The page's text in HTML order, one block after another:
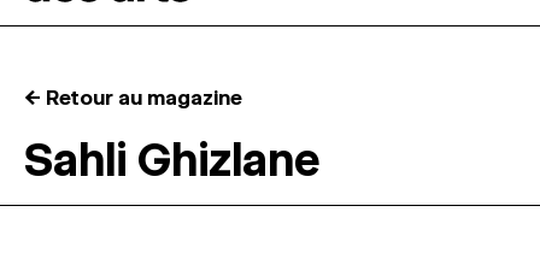
RÉSIDENCES ↓
← Retour au magazine
Sahli Ghizlane